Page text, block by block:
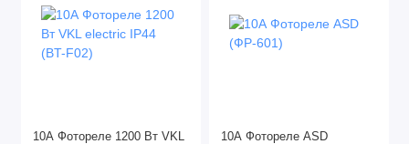
Тумблеры и кнопки
10А Фотореле 1200 Вт VKL
10А Фотореле ASD